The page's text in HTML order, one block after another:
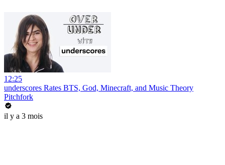
12:25
underscores Rates BTS, God, Minecraft, and Music Theory
Pitchfork
il y a 3 mois